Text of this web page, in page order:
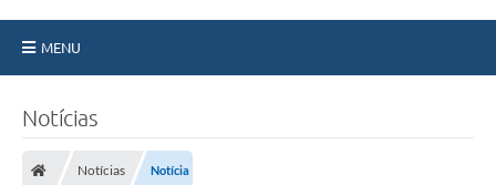
MENU
Notícias
Notícias Notícia